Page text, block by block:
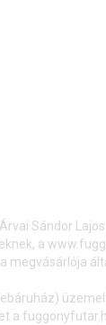
Sándor
a
megvásárlója